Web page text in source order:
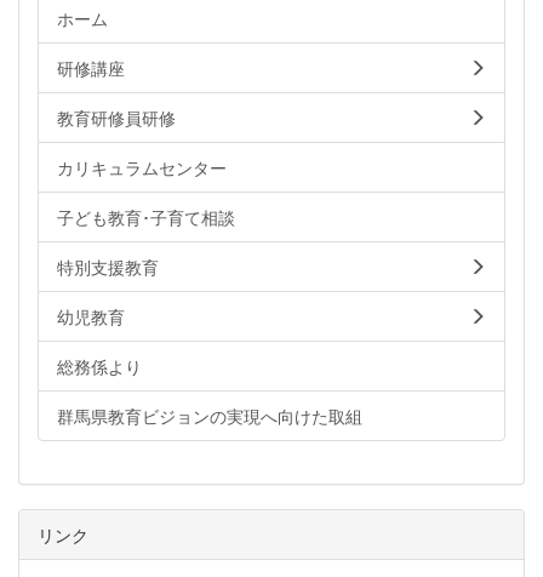
ホーム
研修講座
教育研修員研修
カリキュラムセンター
子ども教育･子育て相談
特別支援教育
幼児教育
総務係より
群馬県教育ビジョンの実現へ向けた取組
リンク